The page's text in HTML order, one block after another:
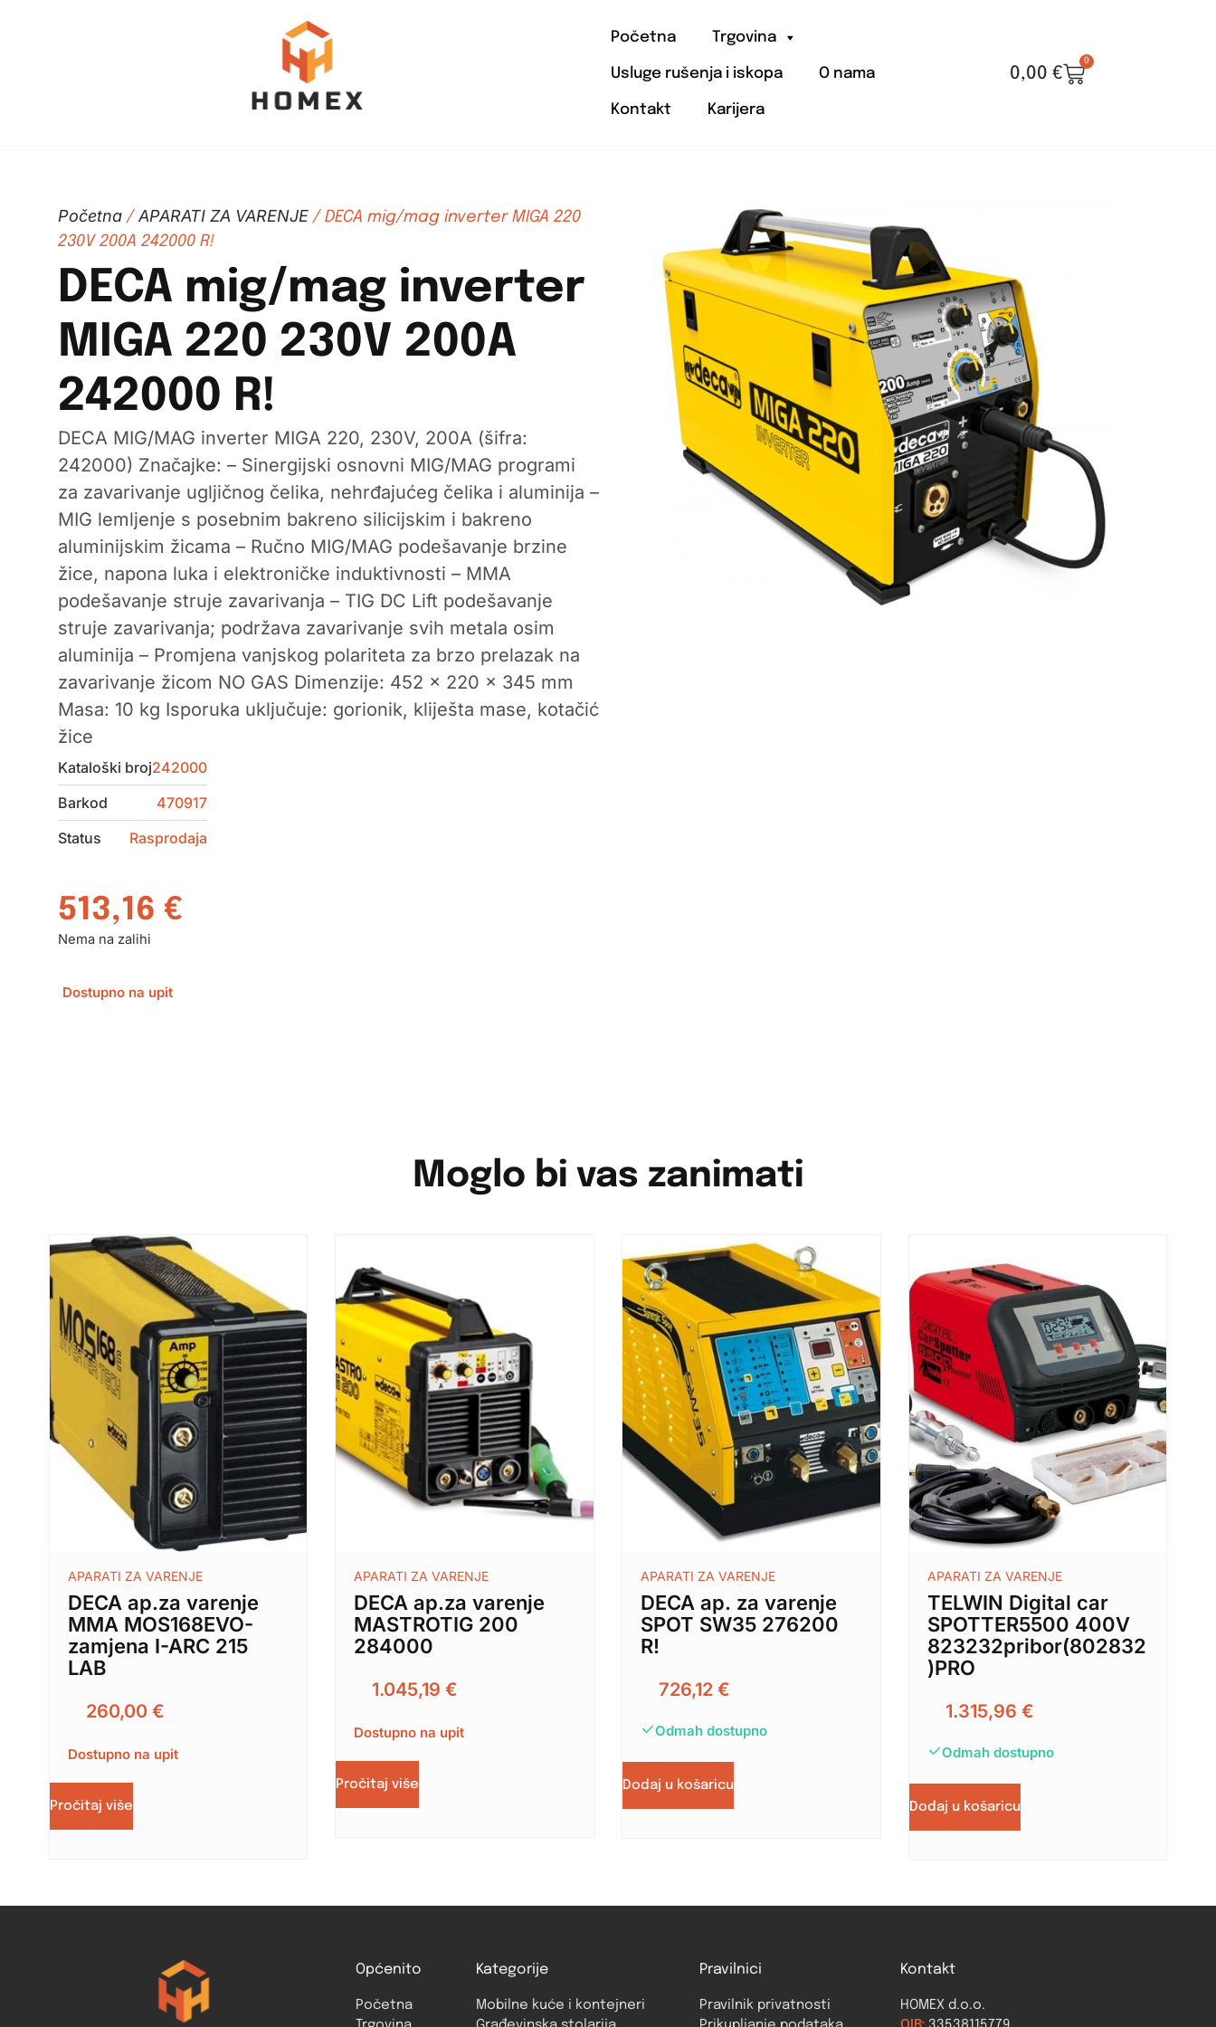
Početna Trgovina
Usluge rušenja i iskopa O nama
Kontakt Karijera
0,00 €
0
Početna/APARATI ZA VARENJE/ DECA mig/mag inverter MIGA 220
230V 200A 242000 R!
DECA mig/mag inverter
MIGA 220 230V 200A
242000 R!
DECA MIG/MAG inverter MIGA 220, 230V, 200A (šifra:
242000) Značajke: – Sinergijski osnovni MIG/MAG programi
za zavarivanje ugljičnog čelika, nehrđajućeg čelika i aluminija –
MIG lemljenje s posebnim bakreno silicijskim i bakreno
aluminijskim žicama – Ručno MIG/MAG podešavanje brzine
žice, napona luka i elektroničke induktivnosti – MMA
podešavanje struje zavarivanja – TIG DC Lift podešavanje
struje zavarivanja; podržava zavarivanje svih metala osim
aluminija – Promjena vanjskog polariteta za brzo prelazak na
zavarivanje žicom NO GAS Dimenzije: 452 x 220 x 345 mm
Masa: 10 kg Isporuka uključuje: gorionik, kliješta mase, kotačić
žice
Kataloški broj242000
Barkod
470917
Status
Rasprodaja
513,16 €
Nema na zalihi
Dostupno na upit
Moglo bi vas zanimati
APARATI ZA VARENJE
DECA ap.za varenje
MMA MOS168EVO-
zamjena I-ARC 215
LAB
260,00 €
Dostupno na upit
Pročitaj više
APARATI ZA VARENJE
DECA ap.za varenje
MASTROTIG 200
284000
1.045,19€
Dostupno na upit
Pročitaj više
APARATI ZA VARENJE
DECA ap. za varenje
SPOT SW35 276200
R!
726,12 €
Odmah dostupno
Dodaj u košaricu
APARATI ZA VARENJE
TELWIN Digital car
SPOTTER5500 400V
823232pribor(802832
)PRO
1.315,96 €
Odmah dostupno
Dodaj u košaricu
Općenito
Početna
Kategorije
Mobilne kuće i kontejneri
Pravilnici
Pravilnik privatnosti
Kontakt
HOMEX d.o.o.